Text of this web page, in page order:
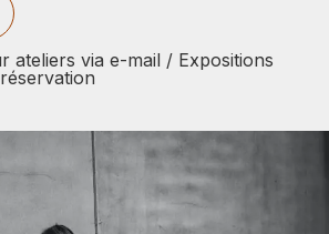
ateliers via e-mail / Expositions